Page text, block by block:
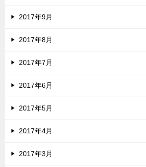
2017年9月
2017年8月
2017年7月
2017年6月
2017年5月
2017年4月
2017年3月